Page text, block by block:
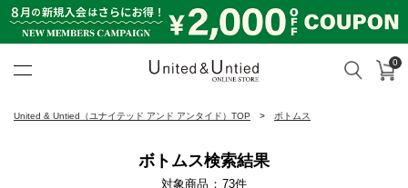
検索 カ
0
United & Untied（ユナイテッド アンド アンタイド）TOP ボトムス
ボトムス検索結果
対象商品 73件